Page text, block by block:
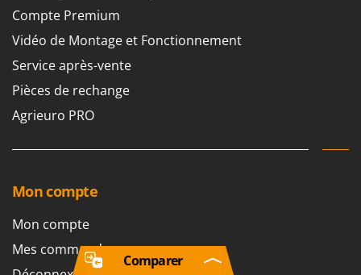
Compte Premium
Vidéo de Montage et Fonctionnement
Service après-vente
Pièces de rechange
Agrieuro PRO
Mon compte
Mon compte
Mes commandes
Comparer